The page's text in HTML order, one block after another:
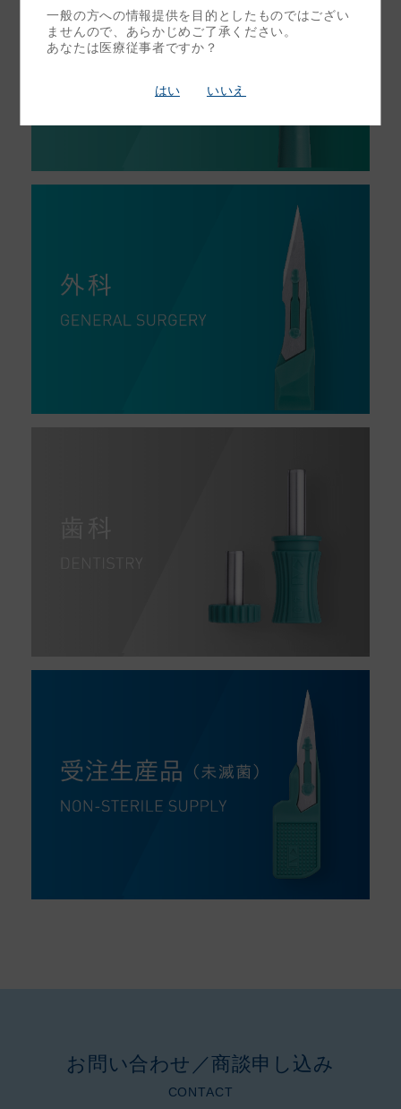
一般の方への情報提供を目的としたものではござい
ませんので、あらかじめご了承ください。
あなたは医療従事者ですか？
はい いいえ
お問い合わせ／商談申し込み​
CONTACT